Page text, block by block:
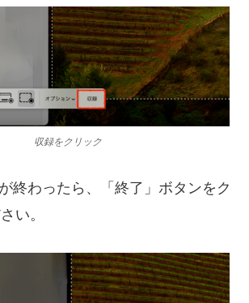
収録をクリック
終わったら、「終了」ボタンをク
い。